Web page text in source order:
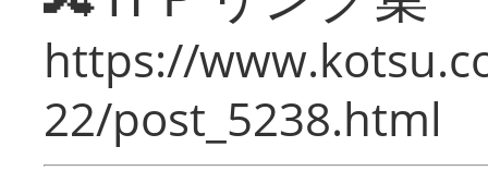
https://
22/post_5238.html